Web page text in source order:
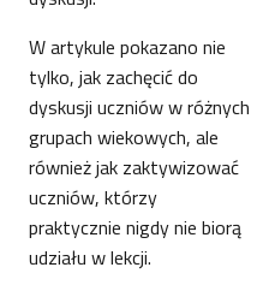
W artykule pokazano nie
tylko, jak zachęcić do
dyskusji uczniów w różnych
grupach wiekowych, ale
również jak zaktywizować
uczniów, którzy
praktycznie nigdy nie biorą
udziału w lekcji.